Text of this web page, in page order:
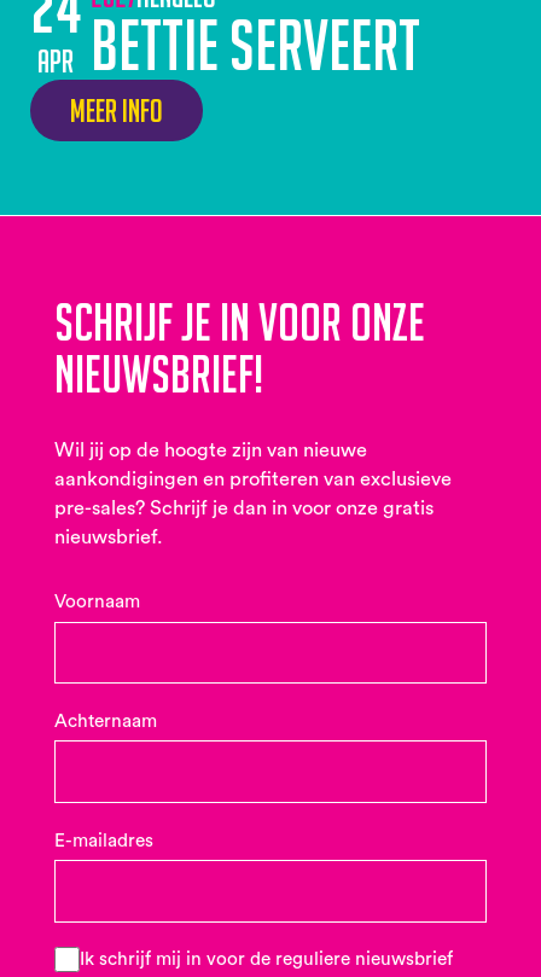
apr Bettie Serveert
Meer info
Schrijf je in voor onze
nieuwsbrief!
Wil jij op de hoogte zijn van nieuwe
aankondigingen en profiteren van exclusieve
pre-sales? Schrijf je dan in voor onze gratis
nieuwsbrief.
Voornaam
Achternaam
E-mailadres
Ik schrijf mij in voor de reguliere nieuwsbrief